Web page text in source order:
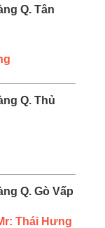
Q. Tân
Q. Thủ
Q. Gò Vấp
Thái Hưng